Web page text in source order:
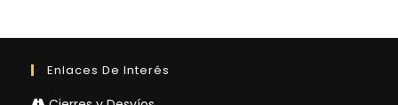
Enlaces De Interés